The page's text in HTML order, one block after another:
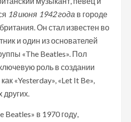
18 июня 1942 года в городе
Он стал известен во
и один из основателей
«The Beatles». Пол
роль в создании
«Yesterday», «Let It Be»,
других.
Beatles» в 1970 году,